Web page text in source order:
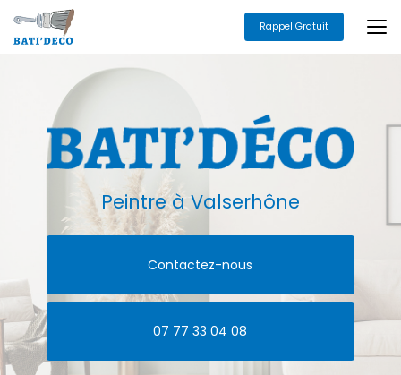
au
contenu
Rappel Gratuit
Peintreà Valserhône
Contactez-nous
07 77 33 04 08